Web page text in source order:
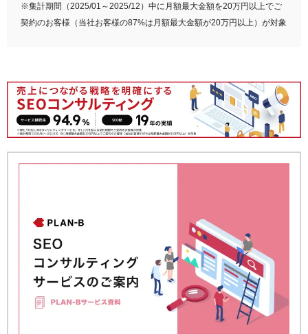
※集計期間（2025/01～2025/12）中に月額最大金額を20万円以上でご
契約のお客様（当社お客様の87%は月額最大金額が20万円以上）が対象